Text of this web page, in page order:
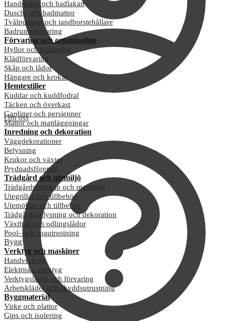
Om oss
Handdukar och badlakan
Dusch- och badmattor
Tvålpumpar och tandborstehållare
Badrumsförvaring
Förvaring och organisation
Hyllor och bokhyllor
Klädförvaring
Skåp och lådor
Hängare och krokar
Hemtextilier
Kuddar och kuddfodral
Täcken och överkast
Gardiner och persienner
Mattor och mattläggningar
Inredning och dekoration
Väggdekorationer
Belysning
Krukor och växter
Prydnadsföremål
Trädgård och utemiljö
Trädgårdsredskap och maskiner
Utegrillar och tillbehör
Utemöbler och tillbehör
Trädgårdsbelysning och dekoration
Växthus och odlingslådor
Pool- och spautrustning
Bygg
Verktyg och maskiner
Handverktyg
Elektriska verktyg
Verktygslådor och förvaring
Arbetskläder och skyddsutrustning
Byggmaterial
Virke och plattor
Gips och isolering